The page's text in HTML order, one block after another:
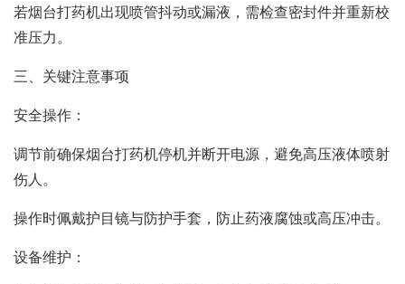
若烟台打药机出现喷管抖动或漏液，需检查密封件并重新校
准压力。
‌三、关键注意事项‌
‌安全操作‌：
调节前确保烟台打药机停机并断开电源，避免高压液体喷射
伤人。
操作时佩戴护目镜与防护手套，防止药液腐蚀或高压冲击。
‌设备维护‌：